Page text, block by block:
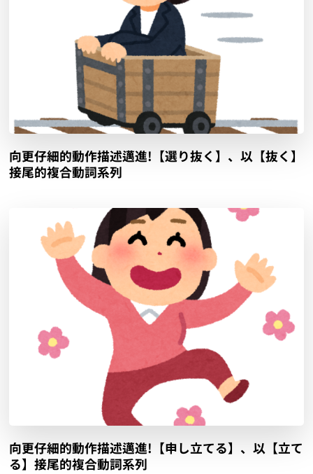
向更仔細的動作描述邁進!【選り抜く】、以【抜く】
接尾的複合動詞系列
向更仔細的動作描述邁進!【申し立てる】、以【立て
る】接尾的複合動詞系列